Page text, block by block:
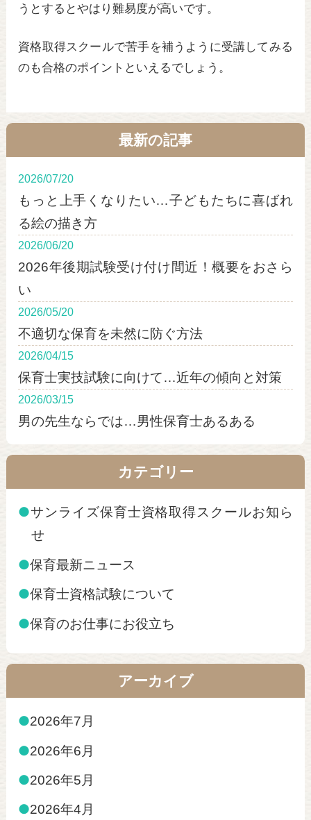
うとするとやはり難易度が高いです。
資格取得スクールで苦手を補うように受講してみる
のも合格のポイントといえるでしょう。
最新の記事
2026/07/20
もっと上手くなりたい…子どもたちに喜ばれ
る絵の描き方
2026/06/20
2026年後期試験受け付け間近！概要をおさら
い
2026/05/20
不適切な保育を未然に防ぐ方法
2026/04/15
保育士実技試験に向けて…近年の傾向と対策
2026/03/15
男の先生ならでは…男性保育士あるある
カテゴリー
●サンライズ保育士資格取得スクールお知ら
せ
●保育最新ニュース
●保育士資格試験について
●保育のお仕事にお役立ち
アーカイブ
●2026年7月
●2026年6月
●2026年5月
●2026年4月